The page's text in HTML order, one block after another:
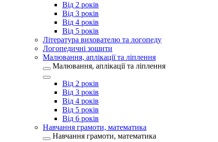
Від 2 років
Від 3 років
Від 4 років
Від 5 років
Література вихователю та логопеду
Логопедичні зошити
Малювання, аплікації та ліплення
Малювання, аплікації та ліплення
Від 2 років
Від 3 років
Від 4 років
Від 5 років
Від 6 років
Навчання грамоти, математика
Навчання грамоти, математика